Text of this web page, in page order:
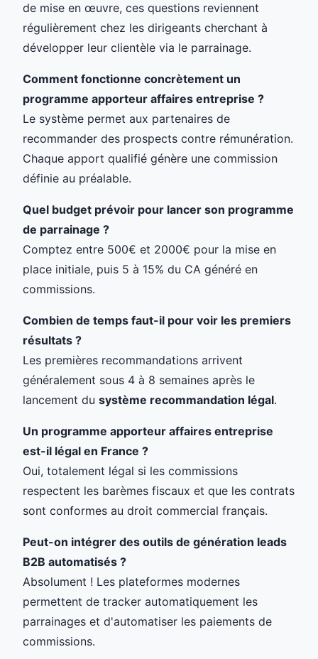
de mise en œuvre, ces questions reviennent
régulièrement chez les dirigeants cherchant à
développer leur clientèle via le parrainage.
Comment fonctionne concrètement un
programme apporteur affaires entreprise ?
Le système permet aux partenaires de
recommander des prospects contre rémunération.
Chaque apport qualifié génère une commission
définie au préalable.
Quel budget prévoir pour lancer son programme
de parrainage ?
Comptez entre 500€ et 2000€ pour la mise en
place initiale, puis 5 à 15% du CA généré en
commissions.
Combien de temps faut-il pour voir les premiers
résultats ?
Les premières recommandations arrivent
généralement sous 4 à 8 semaines après le
lancement du système recommandation légal.
Un programme apporteur affaires entreprise
est-il légal en France ?
Oui, totalement légal si les commissions
respectent les barèmes fiscaux et que les contrats
sont conformes au droit commercial français.
Peut-on intégrer des outils de génération leads
B2B automatisés ?
Absolument ! Les plateformes modernes
permettent de tracker automatiquement les
parrainages et d'automatiser les paiements de
commissions.